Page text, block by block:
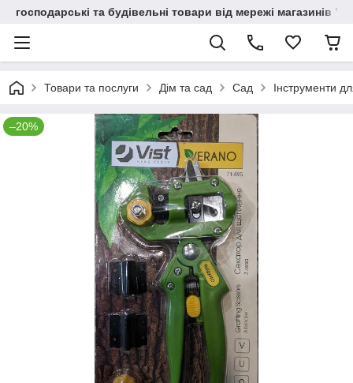
господарські та будівельні товари від мережі магазинів
Товари та послуги Дім та сад Сад Інструменти
–20%